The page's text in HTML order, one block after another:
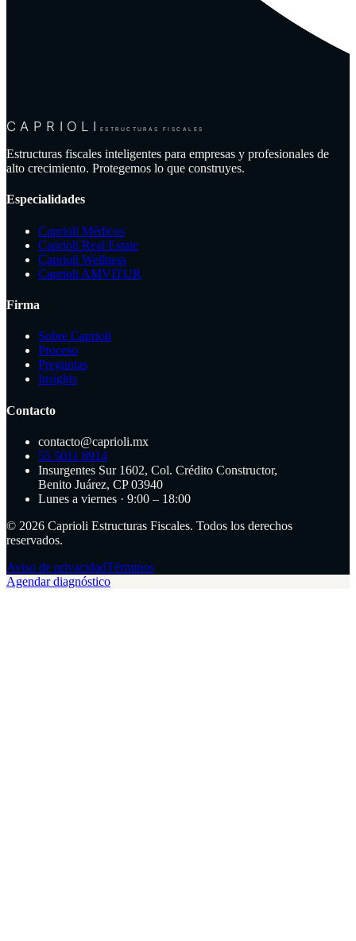
CAPRIOLIESTRUCTURAS FISCALES
Estructuras fiscales inteligentes para empresas y profesionales de
alto crecimiento. Protegemos lo que construyes.
Especialidades
Caprioli Médicos
Caprioli Real Estate
Caprioli Wellness
Caprioli AMVITUR
Firma
Sobre Caprioli
Proceso
Preguntas
Insights
Contacto
contacto@caprioli.mx
55 5011 8914
Insurgentes Sur 1602, Col. Crédito Constructor,
Benito Juárez, CP 03940
Lunes a viernes · 9:00 – 18:00
© 2026 Caprioli Estructuras Fiscales. Todos los derechos
reservados.
Aviso de privacidadTérminos
Agendar diagnóstico